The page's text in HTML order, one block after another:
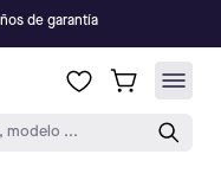
de garantía
modelo ...